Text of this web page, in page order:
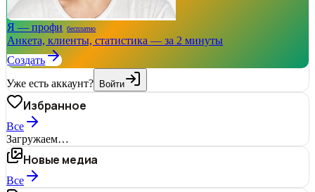
Я — профи бесплатно
Анкета, клиенты, статистика — за 2 минуты
Создать
Уже есть аккаунт? Войти
Избранное
Все
Загружаем…
Новые медиа
Все